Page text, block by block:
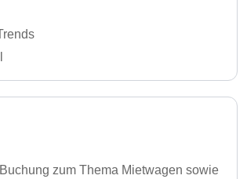
zum Thema Mietwagen sowie